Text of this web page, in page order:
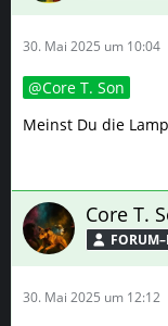
30. Mai 2025 um 10:04
Core T. Son
Meinst Du die
Core T.
30. Mai 2025 um 12:12